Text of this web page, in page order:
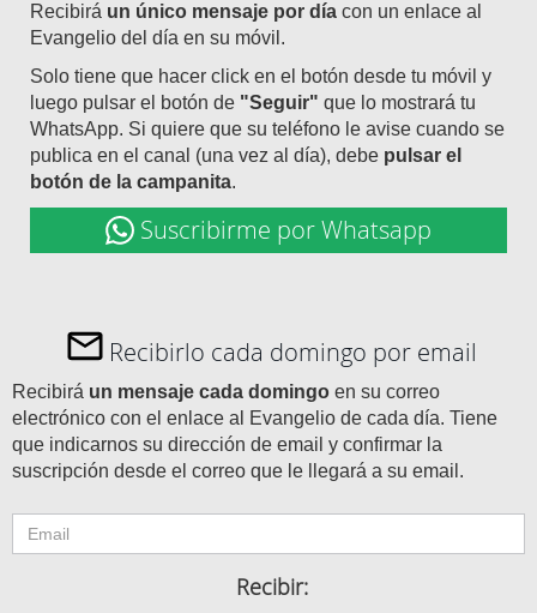
Recibirá un único mensaje por día con un enlace al
Evangelio del día en su móvil.
Solo tiene que hacer click en el botón desde tu móvil y
luego pulsar el botón de "Seguir" que lo mostrará tu
WhatsApp. Si quiere que su teléfono le avise cuando se
publica en el canal (una vez al día), debe pulsar el
botón de la campanita.
Suscribirme por Whatsapp
Recibirlo cada domingo por email
Recibirá un mensaje cada domingo en su correo
electrónico con el enlace al Evangelio de cada día. Tiene
que indicarnos su dirección de email y confirmar la
suscripción desde el correo que le llegará a su email.
Recibir: